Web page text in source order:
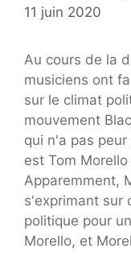
11 juin 2020
Au cours de la
musiciens ont
sur le climat
mouvement
qui n'a pas
est Tom
Apparemment,
s'exprimant sur
politique pour
Morello, et